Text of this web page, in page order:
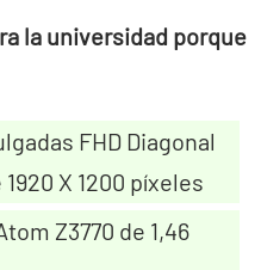
la universidad porque
FHD Diagonal
X 1200 píxeles
Z3770 de 1,46